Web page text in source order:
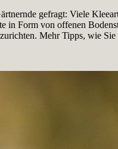
gefragt: Viele
in Form von offenen
Mehr Tipps, wie